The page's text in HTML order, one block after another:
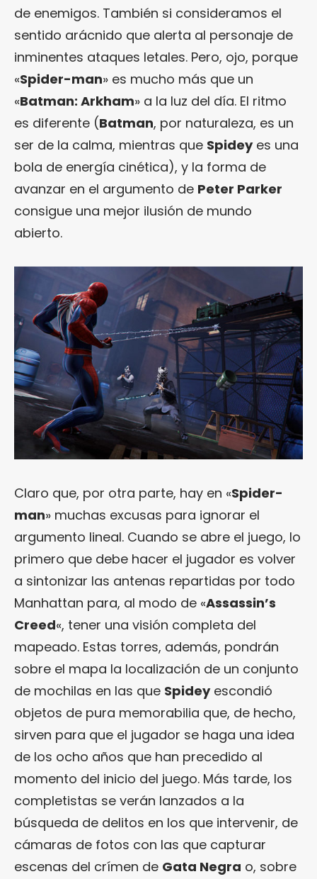
de enemigos. También si consideramos el
sentido arácnido que alerta al personaje de
inminentes ataques letales. Pero, ojo, porque
«Spider-man» es mucho más que un
«Batman: Arkham» a la luz del día. El ritmo
es diferente (Batman, por naturaleza, es un
ser de la calma, mientras que Spideyes una
bola de energía cinética), y la forma de
avanzar en el argumento de Peter Parker
consigue una mejor ilusión de mundo
abierto.
Claro que, por otra parte, hay en «Spider-
man» muchas excusas para ignorar el
argumento lineal. Cuando se abre el juego, lo
primero que debe hacer el jugador es volver
a sintonizar las antenas repartidas por todo
Manhattan para, al modo de «Assassin’s
Creed«, tener una visión completa del
mapeado. Estas torres, además, pondrán
sobre el mapa la localización de un conjunto
de mochilas en las que Spideyescondió
objetos de pura memorabilia que, de hecho,
sirven para que el jugador se haga una idea
de los ocho años que han precedido al
momento del inicio del juego. Más tarde, los
completistas se verán lanzados a la
búsqueda de delitos en los que intervenir, de
cámaras de fotos con las que capturar
escenas del crímen de Gata Negra o, sobre